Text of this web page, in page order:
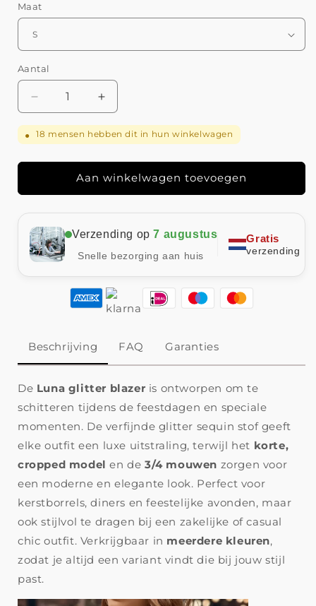
Maat
Aantal
Aantal
verlagen
voor
Luna
|
Feestelijke
Glitter
Aantal
verhogen
voor
Luna
|
Feestelijke
Glitter
● 18 mensen hebben dit in hun winkelwagen
Aan winkelwagen toevoegen
Verzending op7 augustus
Snelle bezorging aan huis
Gratis
verzending
Beschrijving FAQ Garanties
De Luna glitter blazer is ontworpen om te
schitteren tijdens de feestdagen en speciale
momenten. De verfijnde glitter sequin stof geeft
elke outfit een luxe uitstraling, terwijl het korte,
cropped model en de3/4 mouwen zorgen voor
een moderne en elegante look. Perfect voor
kerstborrels, diners en feestelijke avonden, maar
ook stijlvol te dragen bij een zakelijke of casual
chic outfit. Verkrijgbaar in meerdere kleuren,
zodat je altijd een variant vindt die bij jouw stijl
past.